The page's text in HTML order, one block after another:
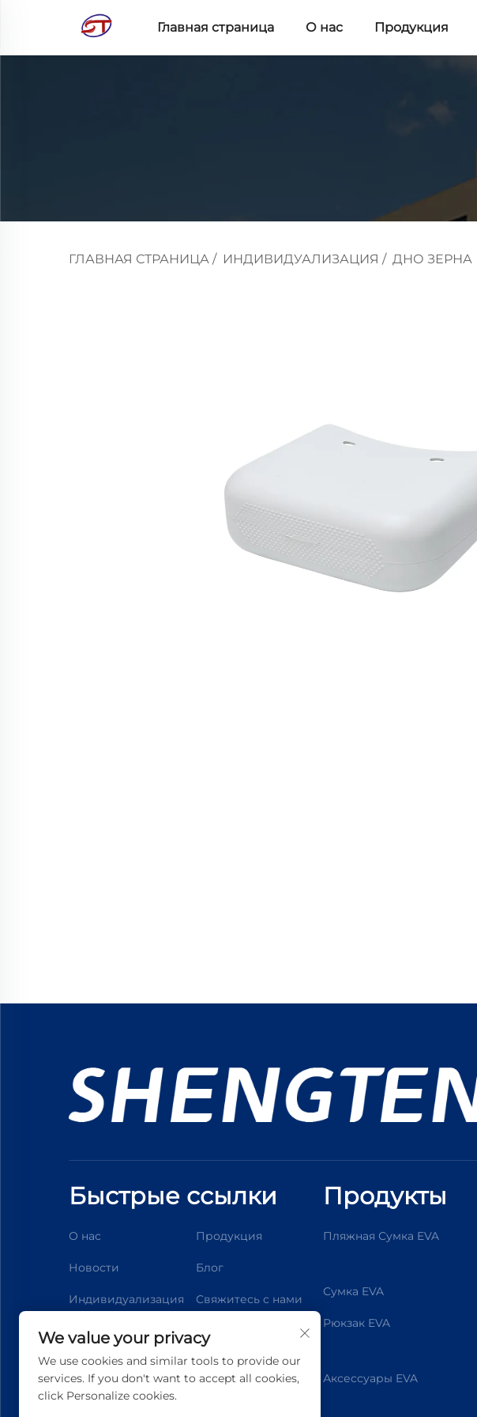
Главная страница О нас Продукция
ГЛАВНАЯ СТРАНИЦА / ИНДИВИДУАЛИЗАЦИЯ / ДНО ЗЕРНА
Быстрые ссылки
О нас Продукция
Новости Блог
Индивидуализация Свяжитесь с нами
Продукты
Пляжная Сумка EVA
Сумка EVA
Рюкзак EVA
Аксессуары EVA
We value your privacy
We use cookies and similar tools to provide our
services. If you don't want to accept all cookies,
click Personalize cookies.